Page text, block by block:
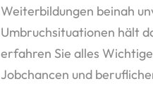
Weiterbildungen beinah
Umbruchsituationen hält
erfahren Sie alles
Jobchancen und